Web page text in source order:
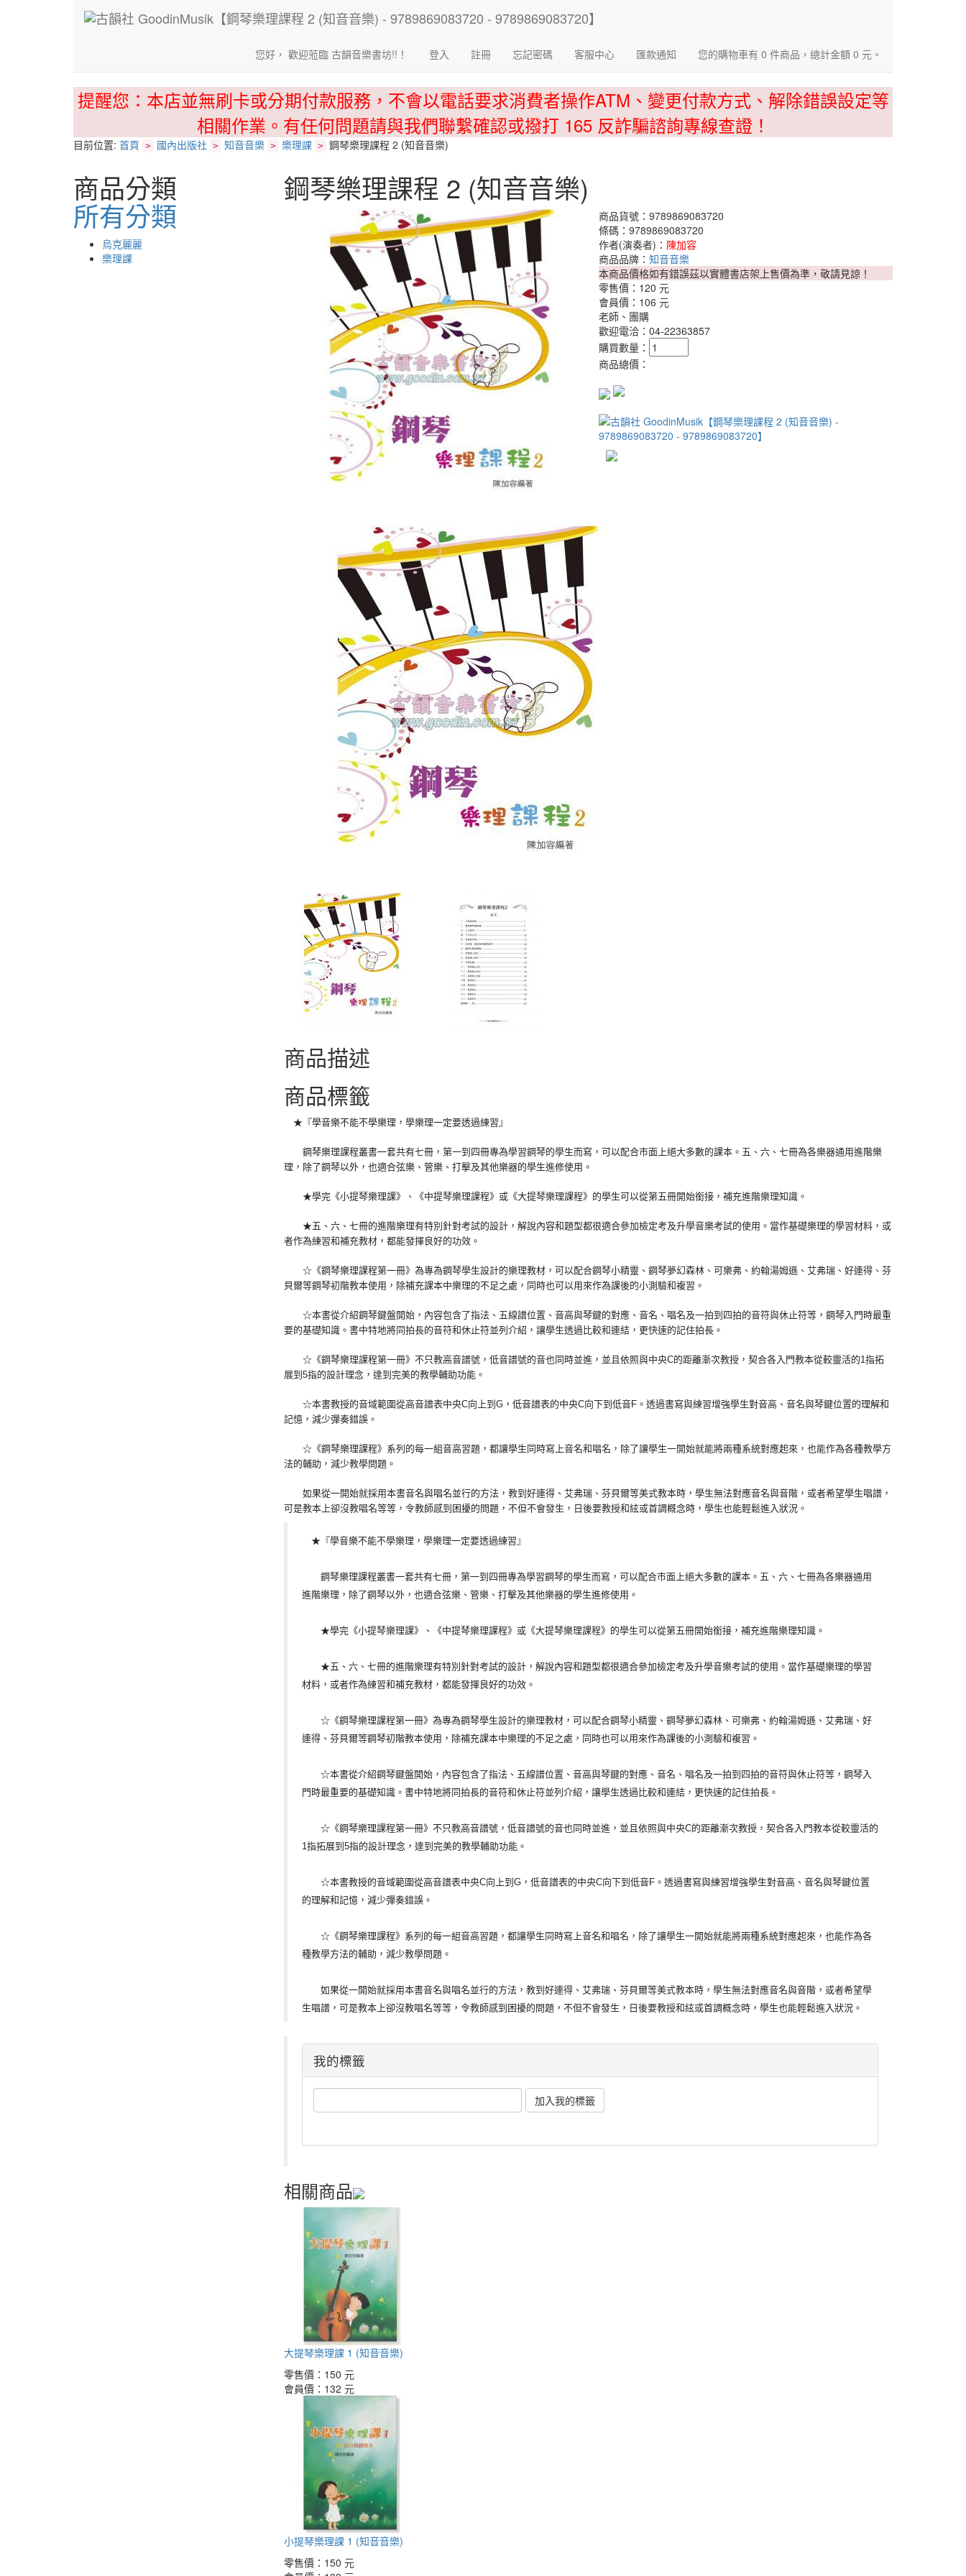
您好， 歡迎蒞臨 古韻音樂書坊!!！ 登入 註冊 忘記密碼 客服中心 匯款通知 您的購物車有 0 件商品，總計金額 0 元。
提醒您：本店並無刷卡或分期付款服務，不會以電話要求消費者操作ATM、變更付款方式、解除錯誤設定等
相關作業。有任何問題請與我們聯繫確認或撥打 165 反詐騙諮詢專線查證！
目前位置: 首頁 > 國內出版社 > 知音音樂 > 樂理課 > 鋼琴樂理課程 2 (知音音樂)
商品分類
所有分類
烏克麗麗
樂理課
鋼琴樂理課程 2 (知音音樂)
商品貨號：9789869083720
條碼：9789869083720
作者(演奏者)： 陳加容
商品品牌：知音音樂
本商品價格如有錯誤茲以實體書店架上售價為準，敬請見諒！
零售價： 120 元
會員價： 106 元
老師、團購
歡迎電洽：04-22363857
購買數量：
商品總價：
商品描述
商品標籤
★『學音樂不能不學樂理，學樂理一定要透過練習』
鋼琴樂理課程叢書一套共有七冊，第一到四冊專為學習鋼琴的學生而寫，可以配合市面上絕大多數的課本。五、六、七冊為各樂器通用進階樂
理，除了鋼琴以外，也適合弦樂、管樂、打擊及其他樂器的學生進修使用。
★學完《小提琴樂理課》、《中提琴樂理課程》或《大提琴樂理課程》的學生可以從第五冊開始銜接，補充進階樂理知識。
★五、六、七冊的進階樂理有特別針對考試的設計，解說內容和題型都很適合參加檢定考及升學音樂考試的使用。當作基礎樂理的學習材料，或
者作為練習和補充教材，都能發揮良好的功效。
☆《鋼琴樂理課程第一冊》為專為鋼琴學生設計的樂理教材，可以配合鋼琴小精靈、鋼琴夢幻森林、可樂弗、約翰湯姆遜、艾弗瑞、好連得、芬
貝爾等鋼琴初階教本使用，除補充課本中樂理的不足之處，同時也可以用來作為課後的小測驗和複習。
☆本書從介紹鋼琴鍵盤開始，內容包含了指法、五線譜位置、音高與琴鍵的對應、音名、唱名及一拍到四拍的音符與休止符等，鋼琴入門時最重
要的基礎知識。書中特地將同拍長的音符和休止符並列介紹，讓學生透過比較和連結，更快速的記住拍長。
☆《鋼琴樂理課程第一冊》不只教高音譜號，低音譜號的音也同時並進，並且依照與中央C的距離漸次教授，契合各入門教本從較靈活的1指拓
展到5指的設計理念，達到完美的教學輔助功能。
☆本書教授的音域範圍從高音譜表中央C向上到G，低音譜表的中央C向下到低音F。透過書寫與練習增強學生對音高、音名與琴鍵位置的理解和
記憶，減少彈奏錯誤。
☆《鋼琴樂理課程》系列的每一組音高習題，都讓學生同時寫上音名和唱名，除了讓學生一開始就能將兩種系統對應起來，也能作為各種教學方
法的輔助，減少教學問題。
如果從一開始就採用本書音名與唱名並行的方法，教到好連得、艾弗瑞、芬貝爾等美式教本時，學生無法對應音名與音階，或者希望學生唱譜，
可是教本上卻沒教唱名等等，令教師感到困擾的問題，不但不會發生，日後要教授和絃或首調概念時，學生也能輕鬆進入狀況。
★『學音樂不能不學樂理，學樂理一定要透過練習』
鋼琴樂理課程叢書一套共有七冊，第一到四冊專為學習鋼琴的學生而寫，可以配合市面上絕大多數的課本。五、六、七冊為各樂器通用
進階樂理，除了鋼琴以外，也適合弦樂、管樂、打擊及其他樂器的學生進修使用。
★學完《小提琴樂理課》、《中提琴樂理課程》或《大提琴樂理課程》的學生可以從第五冊開始銜接，補充進階樂理知識。
★五、六、七冊的進階樂理有特別針對考試的設計，解說內容和題型都很適合參加檢定考及升學音樂考試的使用。當作基礎樂理的學習
材料，或者作為練習和補充教材，都能發揮良好的功效。
☆《鋼琴樂理課程第一冊》為專為鋼琴學生設計的樂理教材，可以配合鋼琴小精靈、鋼琴夢幻森林、可樂弗、約翰湯姆遜、艾弗瑞、好
連得、芬貝爾等鋼琴初階教本使用，除補充課本中樂理的不足之處，同時也可以用來作為課後的小測驗和複習。
☆本書從介紹鋼琴鍵盤開始，內容包含了指法、五線譜位置、音高與琴鍵的對應、音名、唱名及一拍到四拍的音符與休止符等，鋼琴入
門時最重要的基礎知識。書中特地將同拍長的音符和休止符並列介紹，讓學生透過比較和連結，更快速的記住拍長。
☆《鋼琴樂理課程第一冊》不只教高音譜號，低音譜號的音也同時並進，並且依照與中央C的距離漸次教授，契合各入門教本從較靈活的
1指拓展到5指的設計理念，達到完美的教學輔助功能。
☆本書教授的音域範圍從高音譜表中央C向上到G，低音譜表的中央C向下到低音F。透過書寫與練習增強學生對音高、音名與琴鍵位置
的理解和記憶，減少彈奏錯誤。
☆《鋼琴樂理課程》系列的每一組音高習題，都讓學生同時寫上音名和唱名，除了讓學生一開始就能將兩種系統對應起來，也能作為各
種教學方法的輔助，減少教學問題。
如果從一開始就採用本書音名與唱名並行的方法，教到好連得、艾弗瑞、芬貝爾等美式教本時，學生無法對應音名與音階，或者希望學
生唱譜，可是教本上卻沒教唱名等等，令教師感到困擾的問題，不但不會發生，日後要教授和絃或首調概念時，學生也能輕鬆進入狀況。
我的標籤
相關商品
大提琴樂理課 1 (知音音樂)
零售價： 150 元
會員價： 132 元
小提琴樂理課 1 (知音音樂)
零售價： 150 元